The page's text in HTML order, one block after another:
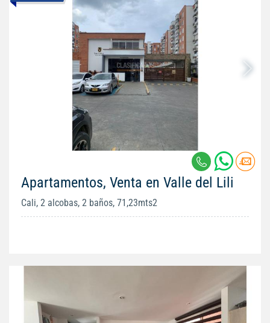
Apartamentos, Venta en Valle del Lili
Cali, 2 alcobas, 2 baños, 71,23mts2